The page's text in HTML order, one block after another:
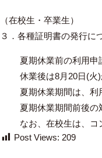
（在校生・卒業生）
３．各種証明書の発行に
夏期休業前の利用申請
休業後は8月20日(火)
夏期休業期間は、利用
夏期休業期間前後の対
なお、在校生は、コン
Post Views: 209